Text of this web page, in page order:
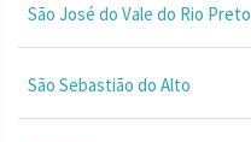
São José do Vale do Rio Preto
São Sebastião do Alto